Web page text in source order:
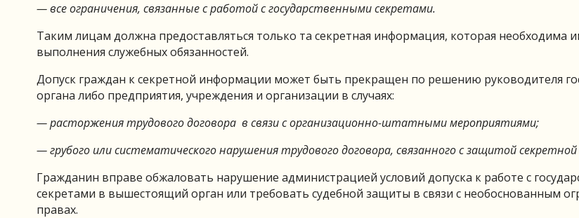
— все ограничения, связанные с работой с государственными секретами.
Таким лицам должна предоставляться только та секретная информация, которая необходима
выполнения служебных обязанностей.
Допуск граждан к секретной информации может быть прекращен по решению руководителя
органа либо предприятия, учреждения и организации в случаях:
— расторжения трудового договора в связи с организационно-штатными мероприятиями;
— грубого или систематического нарушения трудового договора, связанного с защитой
Гражданин вправе обжаловать нарушение администрацией условий допуска к работе с
секретами в вышестоящий орган или требовать судебной защиты в связи с необоснованным
правах.